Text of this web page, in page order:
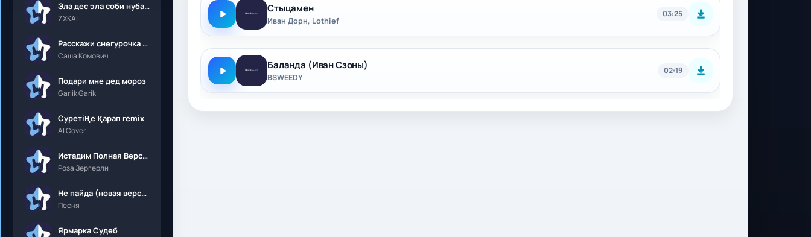
Эла дес эла соби нубалеприсон
ZXKAI
Расскажи снегурочка где была
Саша Комович
Подари мне дед мороз
Garlik Garik
Суретіңе қарап remix
AI Cover
Истадим Полная Версия
Роза Зергерли
Не пайда (новая версия)
Песня
Ярмарка Судеб
Стыцамен
Иван Дорн, Lothief
03:25
Баланда (Иван Сзоны)
BSWEEDY
02:19